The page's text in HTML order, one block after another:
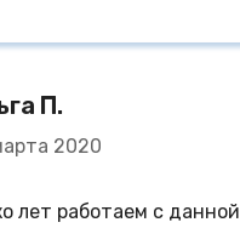
П.
2020
лет работаем с данной